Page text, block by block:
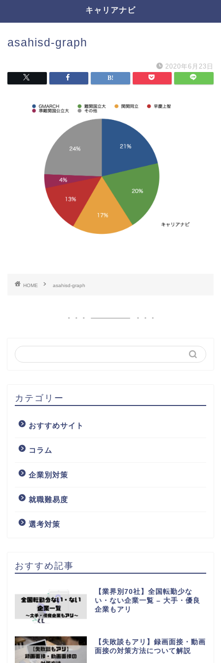
キャリアナビ
asahisd-graph
2020年6月23日
HOME asahisd-graph
カテゴリー
おすすめサイト
コラム
企業別対策
就職難易度
選考対策
おすすめ記事
【業界別70社】全国転勤少な
い・ない企業一覧 – 大手・優良
企業もアリ
【失敗談もアリ】録画面接・動画
面接の対策方法について解説